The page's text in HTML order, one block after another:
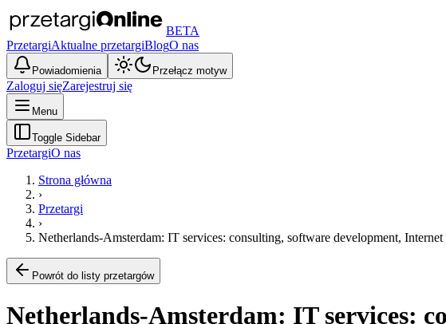
BETA
PrzetargiAktualne przetargiBlogO nas
Powiadomienia Przełącz motyw
Zaloguj sięZarejestruj się
Menu
Toggle Sidebar
PrzetargiO nas
Strona główna
›
Przetargi
›
Netherlands-Amsterdam: IT services: consulting, software development, Internet
Powrót do listy przetargów
Netherlands-Amsterdam: IT services: